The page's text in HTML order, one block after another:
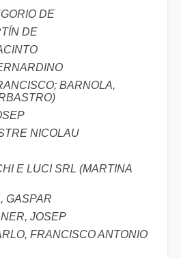
DE
DE
BARNOLA,
NICOLAU
E LUCI SRL (MARTINA
GASPAR
JOSEP
FRANCISCO ANTONIO